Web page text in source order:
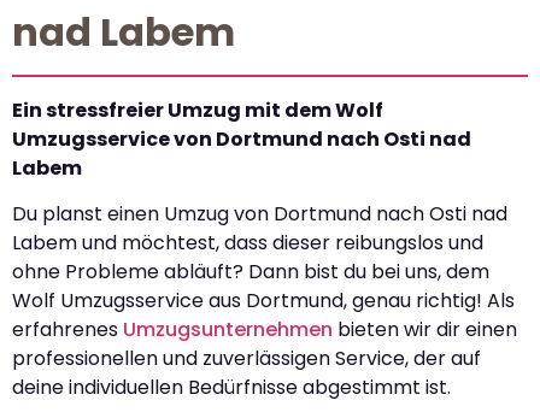
nad Labem
Ein stressfreier Umzug mit dem Wolf
Umzugsservice von Dortmund nach Osti nad
Labem
Du planst einen Umzug von Dortmund nach Osti nad
Labem und möchtest, dass dieser reibungslos und
ohne Probleme abläuft? Dann bist du bei uns, dem
Wolf Umzugsservice aus Dortmund, genau richtig! Als
erfahrenes Umzugsunternehmen bieten wir dir einen
professionellen und zuverlässigen Service, der auf
deine individuellen Bedürfnisse abgestimmt ist.